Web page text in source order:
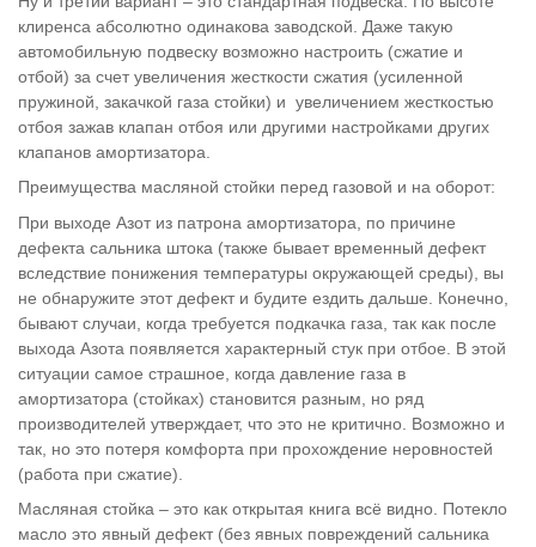
клиренса абсолютно одинакова заводской. Даже такую
автомобильную подвеску возможно настроить (сжатие и
отбой) за счет увеличения жесткости сжатия (усиленной
пружиной, закачкой газа стойки) и увеличением жесткостью
отбоя зажав клапан отбоя или другими настройками других
клапанов амортизатора.
Преимущества масляной стойки перед газовой и на оборот:
При выходе Азот из патрона амортизатора, по причине
дефекта сальника штока (также бывает временный дефект
вследствие понижения температуры окружающей среды), вы
не обнаружите этот дефект и будите ездить дальше. Конечно,
бывают случаи, когда требуется подкачка газа, так как после
выхода Азота появляется характерный стук при отбое. В этой
ситуации самое страшное, когда давление газа в
амортизатора (стойках) становится разным, но ряд
производителей утверждает, что это не критично. Возможно и
так, но это потеря комфорта при прохождение неровностей
(работа при сжатие).
Масляная стойка – это как открытая книга всё видно. Потекло
масло это явный дефект (без явных повреждений сальника